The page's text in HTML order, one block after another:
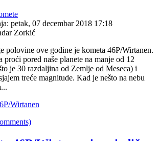
petak, 07 decembar 2018 17:18
Zorkić
polovine ove godine je kometa 46P/Wirtanen.
proći pored naše planete na manje od 12
je 30 razdaljina od Zemlje od Meseca) i
treće magnitude. Kad je nešto na nebu
Wirtanen